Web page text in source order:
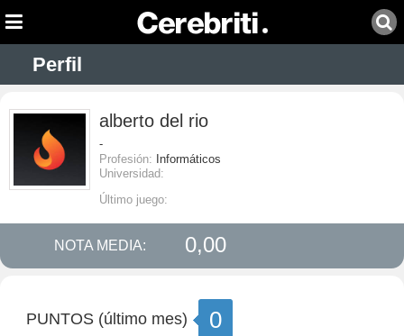
Perfil
alberto del rio
-
Profesión: Informáticos
Universidad:
Último juego:
NOTA MEDIA: 0,00
PUNTOS (último mes) 0